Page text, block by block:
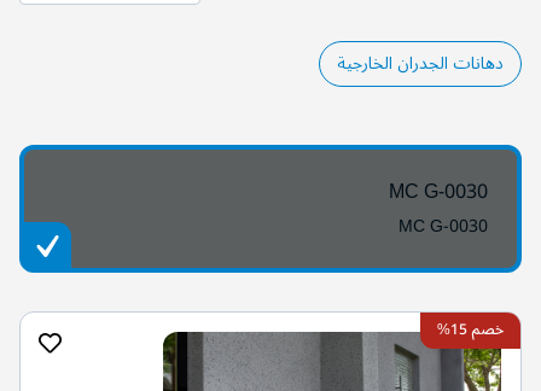
دهانات الجدران الخارجية
MC G-0030
MC G-0030
خصم 15%